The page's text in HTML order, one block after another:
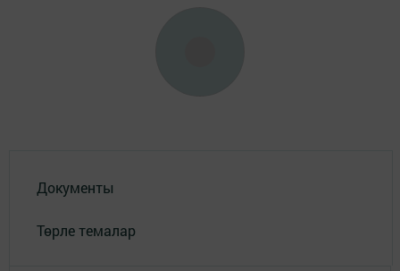
Документы
Төрле темалар